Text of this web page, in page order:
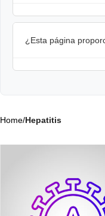
¿Esta página
Home/Hepatitis